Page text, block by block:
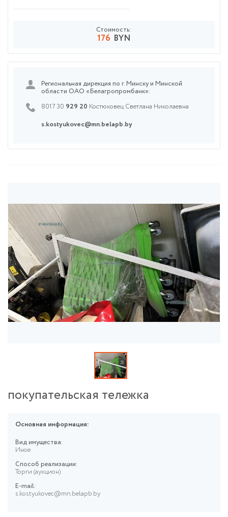
Стоимость:
176 BYN
Региональная дирекция по г. Минску и Минской
области ОАО «Белагропромбанк»:
8017 30 929 20 Костюковец Светлана Николаевна
s.kostyukovec@mn.belapb.by
покупательская тележка
Основная информация:
Вид имущества:
Иное
Способ реализации:
Торги (аукцион)
E-mail:
s.kostyukovec@mn.belapb.by